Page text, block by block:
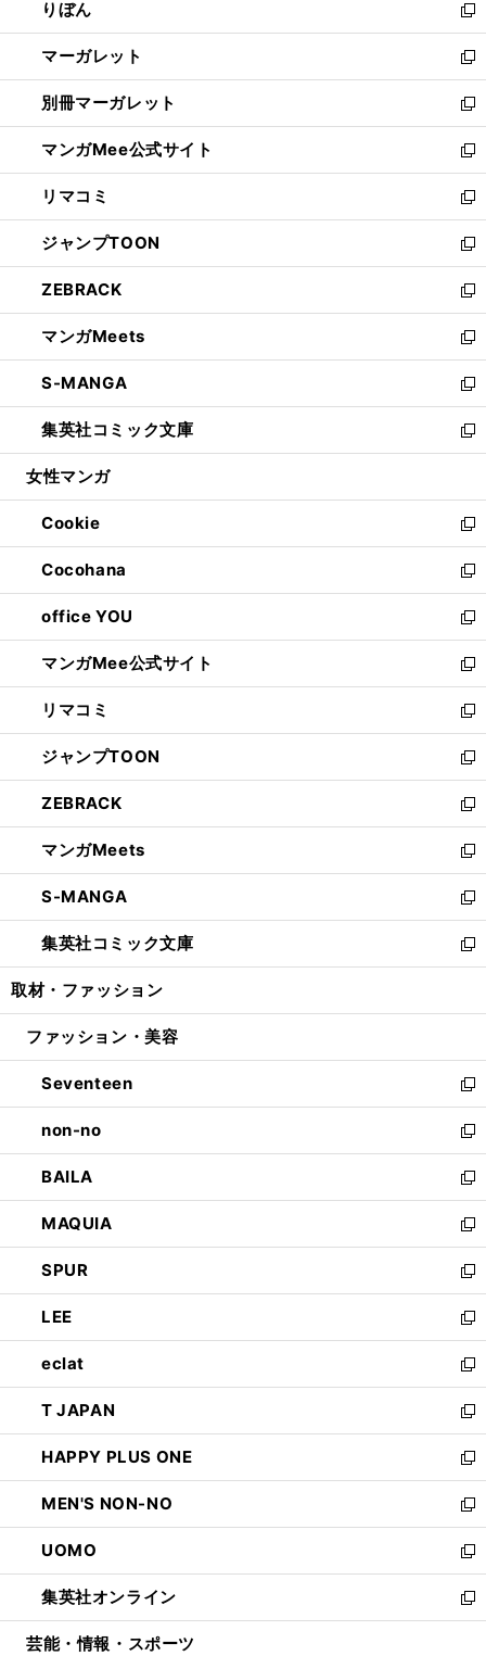
く
で
開
く
ド
ウ
で
開
く
ィ
ン
ド
ウ
で
開
く
りぼん
新
し
い
ウ
ィ
ン
ド
ウ
で
開
く
マーガレット
新
し
い
ウ
ィ
ン
ド
ウ
で
開
く
別冊マーガレット
新
し
い
ウ
ィ
ン
ド
ウ
で
開
く
マンガMee公式サイト
新
し
い
ウ
ィ
ン
ド
ウ
で
開
く
リマコミ
新
し
い
ウ
ィ
ン
ド
ウ
で
開
く
ジャンプTOON
新
し
い
ウ
ィ
ン
ド
ウ
で
開
ZEBRACK
新
し
い
ウ
ィ
ン
ド
ウ
開
く
マンガMeets
新
し
い
ウ
ィ
ン
ウ
で
開
く
S-MANGA
新
し
い
ウ
ン
ド
ウ
で
開
く
集英社コミック文庫
新
し
ウ
ィ
ン
ド
ウ
で
開
く
女性マンガ
Cookie
新
し
い
ウ
ィ
ン
ド
ウ
で
開
く
Cocohana
新
し
い
ウ
ィ
ン
ド
ウ
で
開
く
office YOU
新
し
い
ウ
ィ
ン
ド
ウ
で
開
く
マンガMee公式サイト
新
し
い
ウ
ィ
ン
ド
ウ
で
開
く
リマコミ
新
し
い
ウ
ィ
ン
ド
ウ
で
開
く
ジャンプTOON
新
し
い
ウ
ィ
ン
ド
ウ
で
開
ZEBRACK
新
し
い
ウ
ィ
ン
ド
ウ
開
マンガMeets
新
し
い
ウ
ィ
ン
ウ
開
く
S-MANGA
新
し
い
ウ
ン
ウ
で
開
く
集英社コミック文庫
新
し
ウ
ン
ド
ウ
で
開
く
取材・ファッション
ファッション・美容
Seventeen
新
し
い
ウ
ィ
ン
ド
ウ
で
開
く
non-no
新
し
い
ウ
ィ
ン
ド
ウ
で
開
く
BAILA
新
し
い
ウ
ィ
ン
ド
ウ
で
開
く
MAQUIA
新
し
い
ウ
ィ
ン
ド
ウ
で
開
く
SPUR
新
し
い
ウ
ィ
ン
ド
ウ
で
開
く
LEE
新
し
い
ウ
ィ
ン
ド
ウ
で
開
く
eclat
新
し
い
ウ
ィ
ン
ド
ウ
で
開
く
T JAPAN
新
し
い
ウ
ィ
ン
ド
ウ
で
開
HAPPY PLUS ONE
新
し
い
ウ
ィ
ン
ド
ウ
MEN'S NON-NO
新
し
い
ウ
ィ
ン
UOMO
新
し
い
ウ
集英社オンライン
新
し
芸能・情報・スポーツ